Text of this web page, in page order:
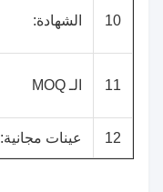
10 الشهادة:
11 الـ MOQ
12 عينات مجانية: